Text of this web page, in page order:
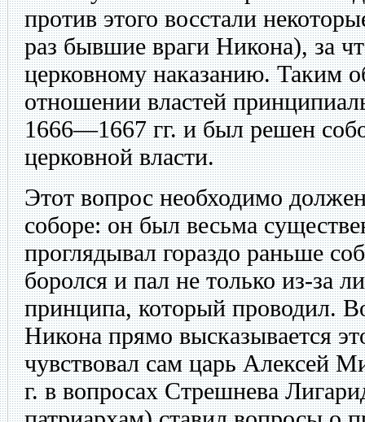
против этого восстали
раз бывшие враги Никона), за
церковному наказанию. Таким
отношении властей
1666—1667 гг. и был решен
церковной власти.
Этот вопрос необходимо
соборе: он был весьма
проглядывал гораздо раньше
боролся и пал не только из-за
принципа, который проводил.
Никона прямо высказывается
чувствовал сам царь Алексей
г. в вопросах Стрешнева